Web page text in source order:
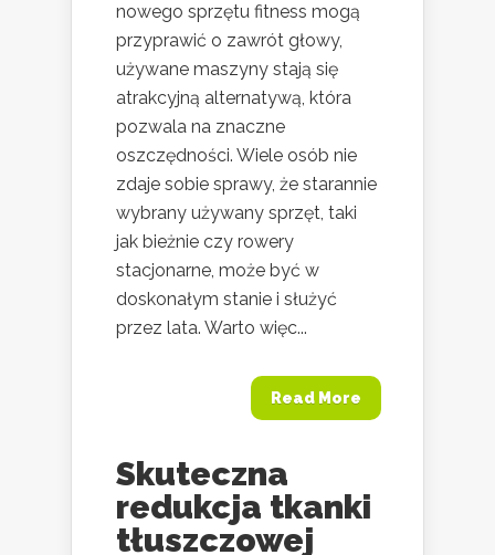
nowego sprzętu fitness mogą
przyprawić o zawrót głowy,
używane maszyny stają się
atrakcyjną alternatywą, która
pozwala na znaczne
oszczędności. Wiele osób nie
zdaje sobie sprawy, że starannie
wybrany używany sprzęt, taki
jak bieżnie czy rowery
stacjonarne, może być w
doskonałym stanie i służyć
przez lata. Warto więc...
Read More
Skuteczna
redukcja tkanki
tłuszczowej